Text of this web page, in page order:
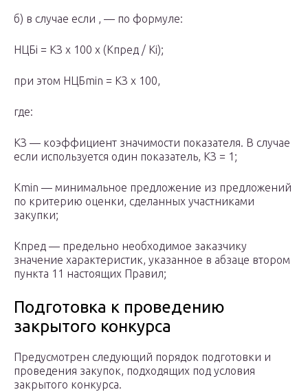
б) в случае если , — по формуле:
НЦБi = КЗ x 100 x (Кпред / Кi);
при этом НЦБmin = КЗ x 100,
где:
КЗ — коэффициент значимости показателя. В случае
если используется один показатель, КЗ = 1;
Кmin — минимальное предложение из предложений
по критерию оценки, сделанных участниками
закупки;
Кпред — предельно необходимое заказчику
значение характеристик, указанное в абзаце втором
пункта 11 настоящих Правил;
Подготовка к проведению
закрытого конкурса
Предусмотрен следующий порядок подготовки и
проведения закупок, подходящих под условия
закрытого конкурса.